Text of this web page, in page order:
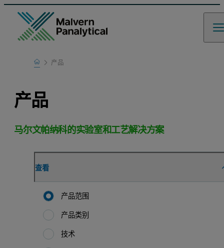
Home产品
产品
马尔文帕纳科的实验室和工艺解决方案
查看
产品范围
产品类别
技术